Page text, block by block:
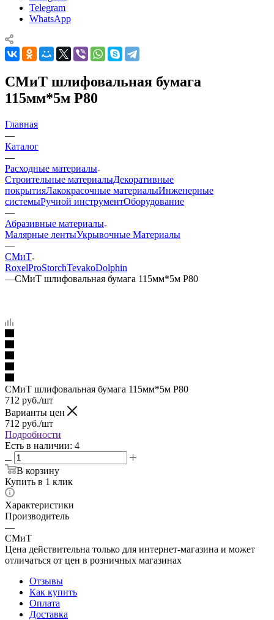
Telegram
WhatsApp
СМиТ шлифовальная бумага
115мм*5м Р80
Главная
—
Каталог
—
Расходные материалы
Строительные материалыДекоративные
покрытияЛакокрасочные материалыИнженерные
системыРучной инструментОборудование
—
Абразивные материалы
Малярные лентыУкрывочные Материалы
—
СМиТ
RoxelProStorchTevakoDolphin
—СМиТ шлифовальная бумага 115мм*5м Р80
СМиТ шлифовальная бумага 115мм*5м Р80
712 руб./шт
Варианты цен
712 руб./шт
Подробности
Есть в наличии: 4
В корзину
Купить в 1 клик
Характеристики
Производитель
—
СМиТ
Цена действительна только для интернет-магазина и может
отличаться от цен в розничных магазинах
Отзывы
Как купить
Оплата
Доставка